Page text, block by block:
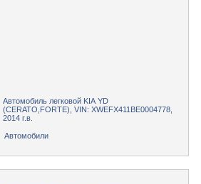
Автомобиль легковой KIA YD
(CERATO,FORTE), VIN: XWEFX411BE0004778,
2014 г.в.
Автомобили